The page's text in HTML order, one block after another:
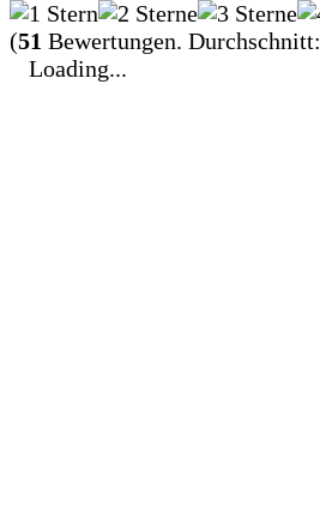
(51 Bewertungen. Durchschnitt:
Loading...